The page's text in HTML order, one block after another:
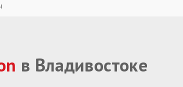
в Владивостоке